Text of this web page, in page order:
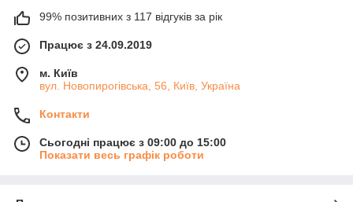
99% позитивних з 117 відгуків за рік
Працює з 24.09.2019
м. Київ
вул. Новопирогівська, 56, Київ, Україна
Контакти
Сьогодні працює з 09:00 до 15:00
Показати весь графік роботи